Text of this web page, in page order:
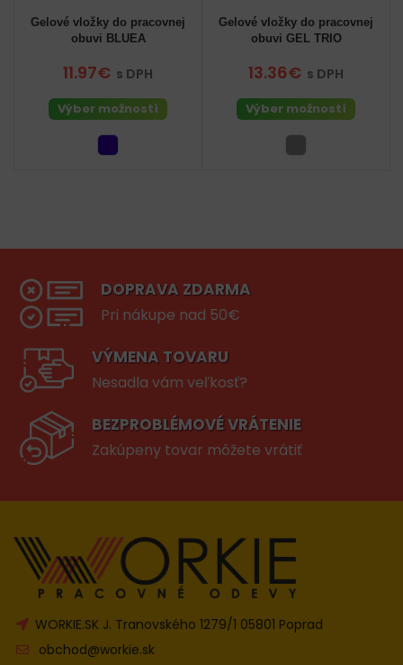
Gelové vložky do pracovnej
obuvi BLUEA
11.97€ s DPH
Výber možností
Gelové vložky do pracovnej
obuvi GEL TRIO
13.36€ s DPH
Výber možností
DOPRAVA ZDARMA
Pri nákupe nad 50€
VÝMENA TOVARU
Nesadla vám veľkosť?
BEZPROBLÉMOVÉ VRÁTENIE
Zakúpeny tovar môžete vrátiť
WORKIE.SK J. Tranovského 1279/1 05801 Poprad
obchod@workie.sk